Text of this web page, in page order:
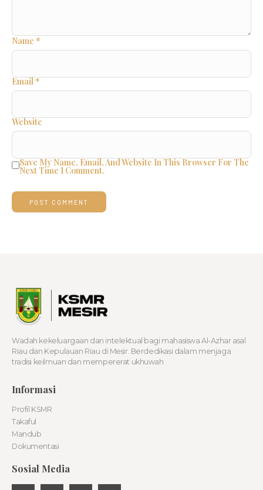
Name *
Email*
Website
Save My Name, Email, And Website In This Browser For The
Next Time I Comment.
Wadah kekeluargaan dan intelektual bagi mahasiswa Al-Azhar asal
Riau dan Kepulauan Riau di Mesir. Berdedikasi dalam menjaga
tradisi keilmuan dan mempererat ukhuwah
Informasi
Profil KSMR
Takaful
Mandub
Dokumentasi
Sosial Media